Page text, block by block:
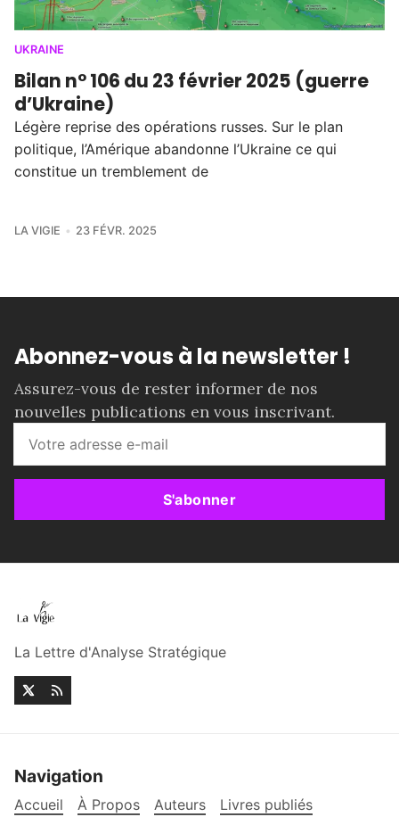
UKRAINE
Bilan n° 106 du 23 février 2025 (guerre
d’Ukraine)
Légère reprise des opérations russes. Sur le plan
politique, l’Amérique abandonne l’Ukraine ce qui
constitue un tremblement de
LA VIGIE 23 FÉVR. 2025
Abonnez-vous à la newsletter !
Assurez-vous de rester informer de nos
nouvelles publications en vous inscrivant.
S'abonner
La Lettre d'Analyse Stratégique
Navigation
Accueil À Propos Auteurs Livres publiés